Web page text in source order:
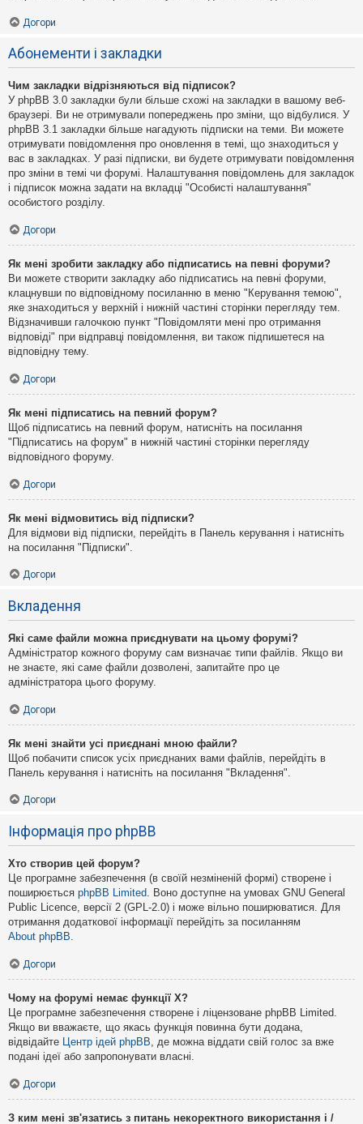
Догори
Абонементи і закладки
Чим закладки відрізняються від підписок?
У phpBB 3.0 закладки були більше схожі на закладки в вашому веб-
браузері. Ви не отримували попереджень про зміни, що відбулися. У
phpBB 3.1 закладки більше нагадують підписки на теми. Ви можете
отримувати повідомлення про оновлення в темі, що знаходиться у
вас в закладках. У разі підписки, ви будете отримувати повідомлення
про зміни в темі чи форумі. Налаштування повідомлень для закладок
і підписок можна задати на вкладці "Особисті налаштування"
особистого розділу.
Догори
Як мені зробити закладку або підписатись на певні форуми?
Ви можете створити закладку або підписатись на певні форуми,
клацнувши по відповідному посиланню в меню "Керування темою",
яке знаходиться у верхній і нижній частині сторінки перегляду тем.
Відзначивши галочкою пункт "Повідомляти мені про отримання
відповіді" при відправці повідомлення, ви також підпишетеся на
відповідну тему.
Догори
Як мені підписатись на певний форум?
Щоб підписатись на певний форум, натисніть на посилання
"Підписатись на форум" в нижній частині сторінки перегляду
відповідного форуму.
Догори
Як мені відмовитись від підписки?
Для відмови від підписки, перейдіть в Панель керування і натисніть
на посилання "Підписки".
Догори
Вкладення
Які саме файли можна приєднувати на цьому форумі?
Адміністратор кожного форуму сам визначає типи файлів. Якщо ви
не знаєте, які саме файли дозволені, запитайте про це
адміністратора цього форуму.
Догори
Як мені знайти усі приєднані мною файли?
Щоб побачити список усіх приєднаних вами файлів, перейдіть в
Панель керування і натисніть на посилання "Вкладення".
Догори
Інформація про phpBB
Хто створив цей форум?
Це програмне забезпечення (в своїй незміненій формі) створене і
поширюється phpBB Limited. Воно доступне на умовах GNU General
Public Licence, версії 2 (GPL-2.0) і може вільно поширюватися. Для
отримання додаткової інформації перейдіть за посиланням
About phpBB.
Догори
Чому на форумі немає функції X?
Це програмне забезпечення створене і ліцензоване phpBB Limited.
Якщо ви вважаєте, що якась функція повинна бути додана,
відвідайте Центр ідей phpBB, де можна віддати свій голос за вже
подані ідеї або запропонувати власні.
Догори
З ким мені зв'язатись з питань некоректного використання і /